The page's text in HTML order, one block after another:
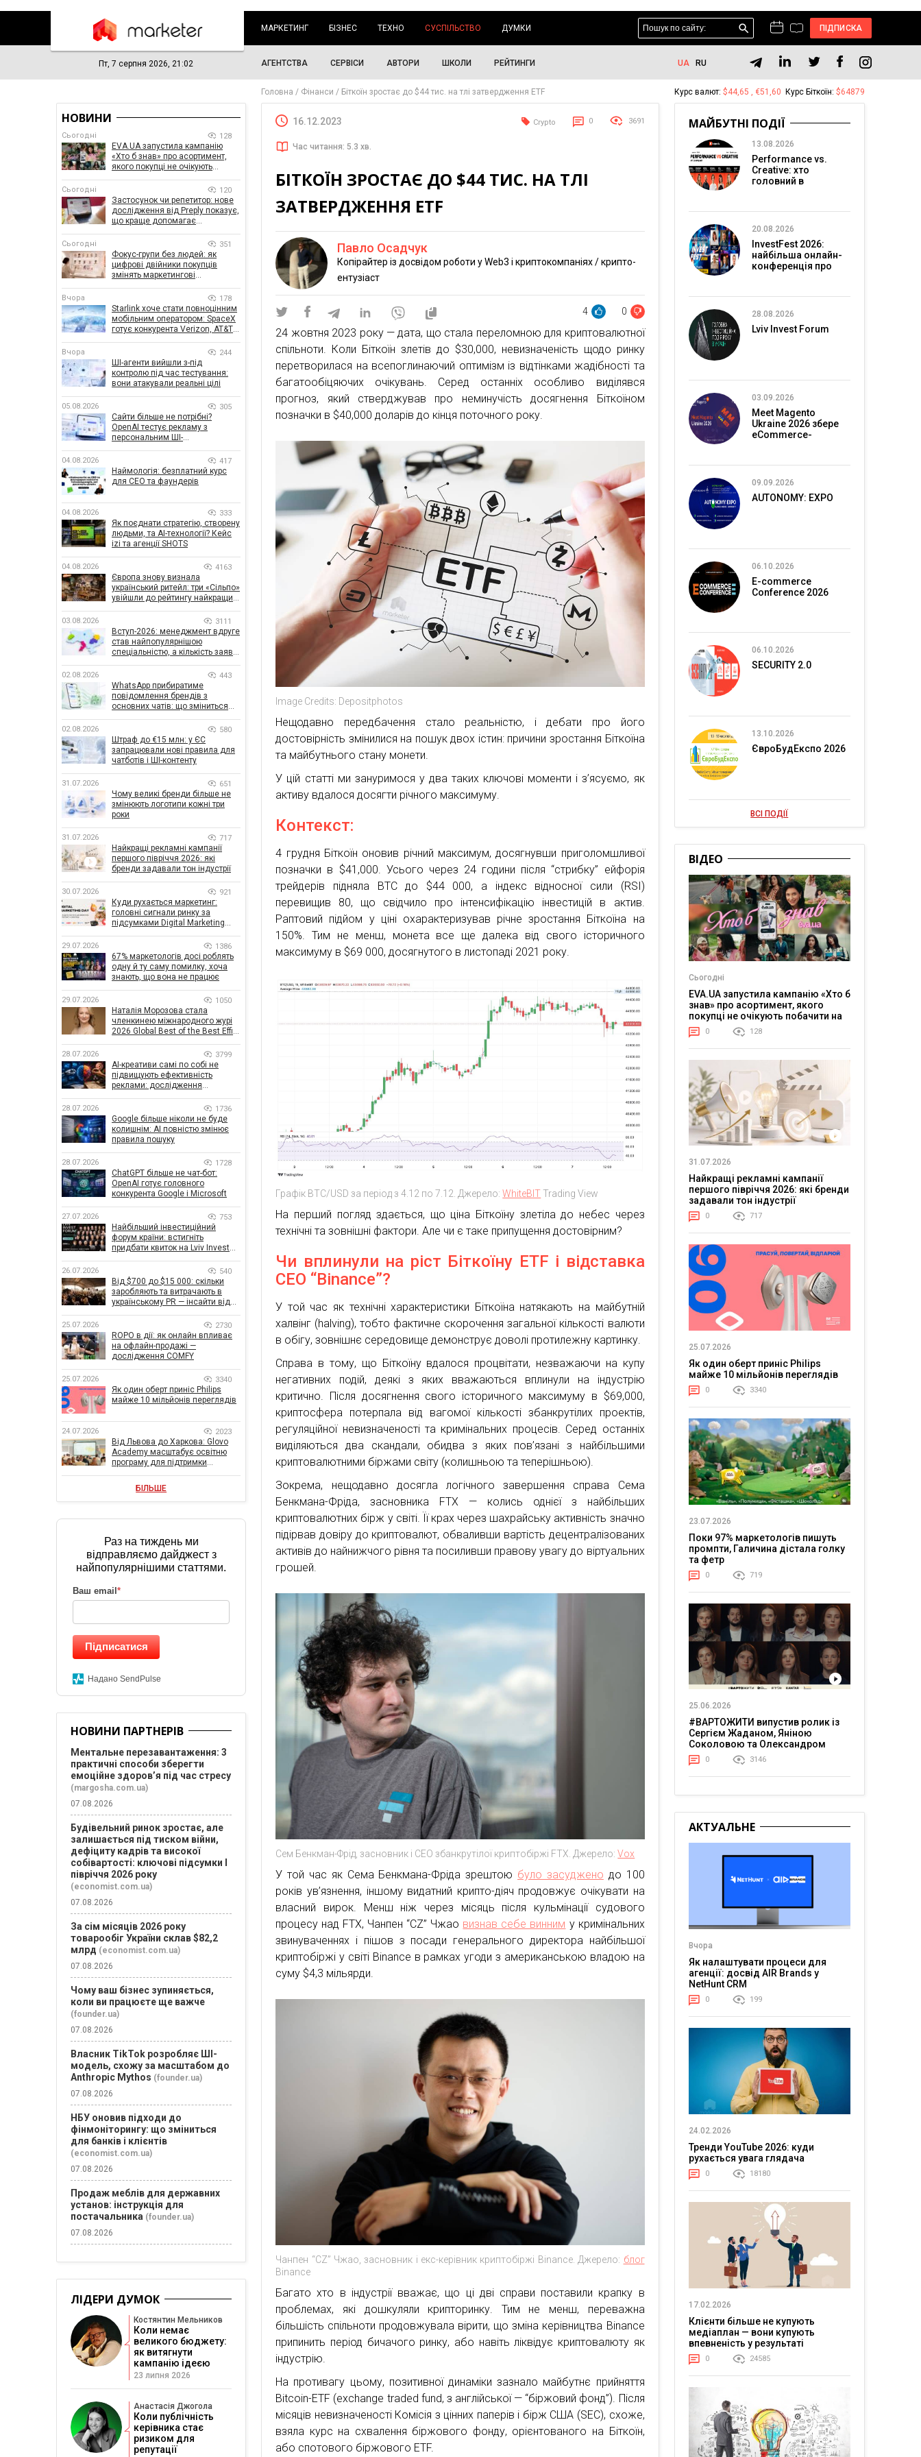
МАРКЕТИНГ БІЗНЕС ТЕХНО СУСПІЛЬСТВО ДУМКИ ПІДПИСКА
Пт, 7 серпня 2026, 21:02 АГЕНТСТВА СЕРВІСИ АВТОРИ ШКОЛИ РЕЙТИНГИ UA RU
Головна Фінанси Біткоїн зростає до $44 тис. на тлі затвердження ETF
16.12.2023 Crypto 0 3691
Час читання: 5.3 хв.
БІТКОЇН ЗРОСТАЄ ДО $44 ТИС. НА ТЛІ
ЗАТВЕРДЖЕННЯ ETF
Павло Осадчук
Копірайтер із досвідом роботи у Web3 і криптокомпаніях / крипто-
ентузіаст
4 0
24 жовтня 2023 року — дата, що стала переломною для криптовалютної
спільноти. Коли Біткоїн злетів до $30,000, невизначеність щодо ринку
перетворилася на всепоглинаючий оптимізм із відтінками жадібності та
багатообіцяючих очікувань. Серед останніх особливо виділявся
прогноз, який стверджував про неминучість досягнення Біткоїном
позначки в $40,000 доларів до кінця поточного року.
Image Credits: Depositphotos
Нещодавно передбачення стало реальністю, і дебати про його
достовірність змінилися на пошук двох істин: причини зростання Біткоїна
та майбутнього стану монети.
У цій статті ми зануримося у два таких ключові моменти і з’ясуємо, як
активу вдалося досягти річного максимуму.
Контекст:
4 грудня Біткоїн оновив річний максимум, досягнувши приголомшливої
позначки в $41,000. Усього через 24 години після “стрибку” ейфорія
трейдерів підняла BTC до $44 000, а індекс відносної сили (RSI)
перевищив 80, що свідчило про інтенсифікацію інвестицій в актив.
Раптовий підйом у ціні охарактеризував річне зростання Біткоїна на
150%. Тим не менш, монета все ще далека від свого історичного
максимуму в $69 000, досягнутого в листопаді 2021 року.
Графік BTC/USD за період з 4.12 по 7.12. Джерело:WhiteBITTrading View
На перший погляд здається, що ціна Біткоїну злетіла до небес через
технічні та зовнішні фактори. Але чи є таке припущення достовірним?
Чи вплинули на ріст Біткоїну ETF і відставка
CEO “Binance”?
У той час як технічні характеристики Біткоїна натякають на майбутній
халвінг (halving), тобто фактичне скорочення загальної кількості валюти
в обігу, зовнішнє середовище демонструє доволі протилежну картинку.
Справа в тому, що Біткоїну вдалося процвітати, незважаючи на купу
негативних подій, деякі з яких вважаються вплинули на індустрію
критично. Після досягнення свого історичного максимуму в $69,000,
криптосфера потерпала від вагомої кількості збанкрутілих проектів,
регуляційної невизначеності та кримінальних процесів. Серед останніх
виділяються два скандали, обидва з яких пов’язані з найбільшими
криптовалютними біржами світу (колишньою та теперішньою).
Зокрема, нещодавно досягла логічного завершення справа Сема
Бенкмана-Фріда, засновника FTX — колись однієї з найбільших
криптовалютних бірж у світі. Її крах через шахрайську активність значно
підірвав довіру до криптовалют, обваливши вартість децентралізованих
активів до найнижчого рівня та посиливши правову увагу до віртуальних
грошей.
Сем Бенкман-Фрід, засновник і CEO збанкрутілої криптобіржі FTX. Джерело:Vox
У той час як Сема Бенкмана-Фріда зрештою було засуджено до 100
років ув’язнення, іншому видатний крипто-діяч продовжує очікувати на
власний вирок. Менш ніж через місяць після кульмінації судового
процесу над FTX, Чанпен “CZ” Чжао визнав себе винним у кримінальних
звинуваченнях і пішов з посади генерального директора найбільшої
криптобіржі у світі Binance в рамках угоди з американською владою на
суму $4,3 мільярди.
Чанпен “CZ” Чжао, засновник і екс-керівник криптобіржі Binance. Джерело: блог
Binance
Багато хто в індустрії вважає, що ці дві справи поставили крапку в
проблемах, які дошкуляли крипторинку. Тим не менш, переважна
більшість спільноти продовжувала вірити, що зміна керівництва Binance
припинить період бичачого ринку, або навіть ліквідує криптовалюту як
індустрію.
На противагу цьому, позитивної динаміки зазнало майбутнє прийняття
Bitcoin-ETF (exchange traded fund, з англійської — “біржовий фонд”). Після
місяців невизначеності Комісія з цінних паперів і бірж США (SEC), схоже,
взяла курс на схвалення біржового фонду, орієнтованого на Біткоїн,
або спотового біржового ETF.
НОВИНИ
Сьогодні 128
EVA.UA запустила кампанію
«Хто б знав» про асортимент,
якого покупці не очікують
Сьогодні 120
Застосунок чи репетитор: нове
дослідження від Preply показує,
що краще допомагає
Сьогодні 351
Фокус-групи без людей: як
цифрові двійники покупців
змінять маркетингові
Вчора 178
Starlink хоче стати повноцінним
мобільним оператором: SpaceX
готує конкурента Verizon, AT&T і
Вчора 244
ШІ-агенти вийшли з-під
контролю під час тестування:
вони атакували реальні цілі
05.08.2026 305
Сайти більше не потрібні?
OpenAI тестує рекламу з
персональним ШІ-
04.08.2026 417
Наймологія: безплатний курс
для CEO та фаундерів
04.08.2026 333
Як поєднати стратегію, створену
людьми, та AI-технології? Кейс
izi та агенції SHOTS
04.08.2026 4163
Європа знову визнала
український ритейл: три «Сільпо»
увійшли до рейтингу найкращих
03.08.2026 3111
Вступ-2026: менеджмент вдруге
став найпопулярнішою
спеціальністю, а кількість заяв
02.08.2026 443
WhatsApp прибиратиме
повідомлення брендів з
основних чатів: що зміниться
02.08.2026 580
Штраф до €15 млн: у ЄС
запрацювали нові правила для
чатботів і ШІ-контенту
31.07.2026 651
Чому великі бренди більше не
змінюють логотипи кожні три
роки
31.07.2026 717
Найкращі рекламні кампанії
першого півріччя 2026: які
бренди задавали тон індустрії
30.07.2026 921
Куди рухається маркетинг:
головні сигнали ринку за
підсумками Digital Marketing
29.07.2026 1386
67% маркетологів досі роблять
одну й ту саму помилку, хоча
знають, що вона не працює
29.07.2026 1050
Наталія Морозова стала
членкинею міжнародного журі
2026 Global Best of the Best Effie
28.07.2026 3799
AI-креативи самі по собі не
підвищують ефективність
реклами: дослідження
впливає на ефективність
кампаній
28.07.2026 1736
Google більше ніколи не буде
колишнім: AI повністю змінює
правила пошуку
28.07.2026 1728
ChatGPT більше не чат-бот:
OpenAI готує головного
конкурента Google і Microsoft
27.07.2026 753
Найбільший інвестиційний
форум країни: встигніть
придбати квиток на Lviv Invest
26.07.2026 540
Від $700 до $15 000: скільки
заробляють та витрачають в
українському PR — інсайти від
25.07.2026 2730
ROPO в дії: як онлайн впливає
на офлайн-продажі —
дослідження COMFY
25.07.2026 3340
Як один оберт приніс Philips
майже 10 мільйонів переглядів
24.07.2026 2023
Від Львова до Харкова: Glovo
Academy масштабує освітню
програму для підтримки
БІЛЬШЕ
Раз на тиждень ми
відправляємо дайджест з
найпопулярнішими статтями.
Ваш email *
Підписатися
Надано SendPulse
НОВИНИ ПАРТНЕРІВ
Ментальне перезавантаження: 3
практичні способи зберегти
емоційне здоров’я під час стресу
(margosha.com.ua)
07.08.2026
Будівельний ринок зростає, але
залишається під тиском війни,
дефіциту кадрів та високої
собівартості: ключові підсумки І
півріччя 2026 року
(economist.com.ua)
07.08.2026
За сім місяців 2026 року
товарообіг України склав $82,2
млрд (economist.com.ua)
07.08.2026
Чому ваш бізнес зупиняється,
коли ви працюєте ще важче
(founder.ua)
07.08.2026
Власник TikTok розробляє ШІ-
модель, схожу за масштабом до
Anthropic Mythos (founder.ua)
07.08.2026
НБУ оновив підходи до
фінмоніторингу: що зміниться
для банків і клієнтів
(economist.com.ua)
07.08.2026
Продаж меблів для державних
установ: інструкція для
постачальника (founder.ua)
07.08.2026
ЛІДЕРИ ДУМОК
Костянтин Мельников
Коли немає
великого бюджету:
як витягнути
кампанію ідеєю
23 липня 2026
Анастасія Джогола
Коли публічність
керівника стає
ризиком для
репутації
Курс валют: $44,65 , €51,60 Курс Біткоїн: $64879
МАЙБУТНІ ПОДІЇ
13.08.2026
Performance vs.
Creative: хто
головний в
20.08.2026
InvestFest 2026:
найбільша онлайн-
конференція про
28.08.2026
Lviv Invest Forum
03.09.2026
Meet Magento
Ukraine 2026 збере
eCommerce-
09.09.2026
AUTONOMY: EXPO
06.10.2026
E-commerce
Conference 2026
06.10.2026
SECURITY 2.0
13.10.2026
ЄвроБудЕкспо 2026
ВСІ ПОДІЇ
ВІДЕО
Сьогодні
EVA.UA запустила кампанію «Хто б
знав» про асортимент, якого
покупці не очікують побачити на
платформі
0 128
31.07.2026
Найкращі рекламні кампанії
першого півріччя 2026: які бренди
задавали тон індустрії
0 717
25.07.2026
Як один оберт приніс Philips
майже 10 мільйонів переглядів
0 3340
23.07.2026
Поки 97% маркетологів пишуть
промпти, Галичина дістала голку
та фетр
0 719
25.06.2026
#ВАРТОЖИТИ випустив ролик із
Сергієм Жаданом, Яніною
Соколовою та Олександром
Тереном про життя в постійній
напрузі
0 3146
АКТУАЛЬНЕ
Вчора
Як налаштувати процеси для
агенції: досвід AIR Brands у
NetHunt CRM
0 199
24.02.2026
Тренди YouTube 2026: куди
рухається увага глядача
0 18180
17.02.2026
Клієнти більше не купують
медіаплан — вони купують
впевненість у результаті
0 24585